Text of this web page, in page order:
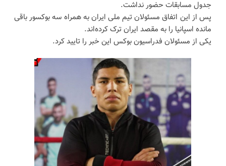
جدول مسابقات حضور نداشت.
پس از این اتفاق مسئولان تیم ملی ایران به همراه سه بوکسور باقی
مانده اسپانیا را به مقصد ایران ترک کرده‌اند.
یکی از مسئولان فدراسیون بوکس این خبر را تایید کرد.